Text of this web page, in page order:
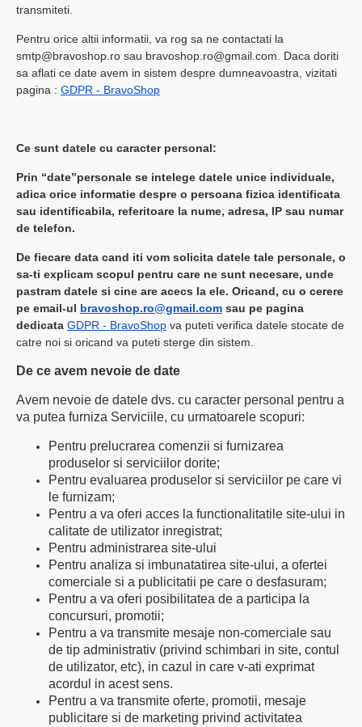
transmiteti.
Pentru orice altii informatii, va rog sa ne contactati la
smtp@bravoshop.ro sau bravoshop.ro@gmail.com. Daca doriti
sa aflati ce date avem in sistem despre dumneavoastra, vizitati
pagina : GDPR - BravoShop
Ce sunt datele cu caracter personal:
Prin “date”personale se intelege datele unice individuale,
adica orice informatie despre o persoana fizica identificata
sau identificabila, referitoare la nume, adresa, IP sau numar
de telefon.
De fiecare data cand iti vom solicita datele tale personale, o
sa-ti explicam scopul pentru care ne sunt necesare, unde
pastram datele si cine are acecs la ele. Oricand, cu o cerere
pe email-ul bravoshop.ro@gmail.com sau pe pagina
dedicata GDPR - BravoShop va puteti verifica datele stocate de
catre noi si oricand va puteti sterge din sistem.
De ce avem nevoie de date
Avem nevoie de datele dvs. cu caracter personal pentru a
va putea furniza Serviciile, cu urmatoarele scopuri:
Pentru prelucrarea comenzii si furnizarea
produselor si serviciilor dorite;
Pentru evaluarea produselor si serviciilor pe care vi
le furnizam;
Pentru a va oferi acces la functionalitatile site-ului in
calitate de utilizator inregistrat;
Pentru administrarea site-ului
Pentru analiza si imbunatatirea site-ului, a ofertei
comerciale si a publicitatii pe care o desfasuram;
Pentru a va oferi posibilitatea de a participa la
concursuri, promotii;
Pentru a va transmite mesaje non-comerciale sau
de tip administrativ (privind schimbari in site, contul
de utilizator, etc), in cazul in care v-ati exprimat
acordul in acest sens.
Pentru a va transmite oferte, promotii, mesaje
publicitare si de marketing privind activitatea